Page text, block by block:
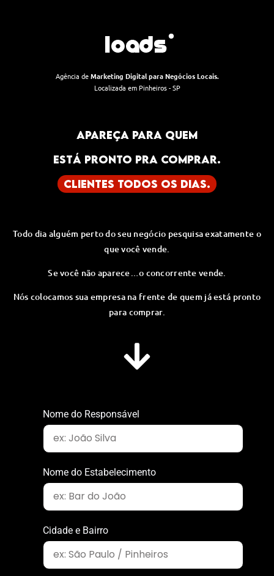
Agência deMarketing Digital para Negócios Locais.
Localizada em Pinheiros - SP
APAREÇA PARA QUEM
ESTÁ PRONTO PRA COMPRAR.
CLIENTES TODOS OS DIAS.
Todo dia alguém perto do seu negócio pesquisa exatamente o
que você vende.
Se você não aparece…o concorrente vende.
Nós colocamos sua empresa na frente de quem já está pronto
para comprar.
Nome do Responsável
Nome do Estabelecimento
Cidade e Bairro